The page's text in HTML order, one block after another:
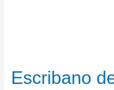
Escribano